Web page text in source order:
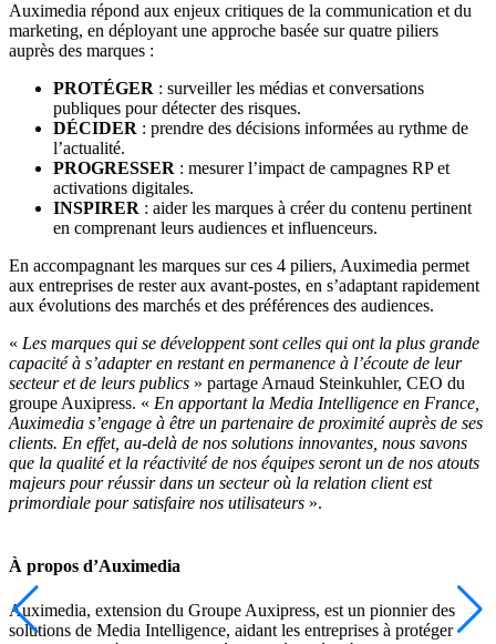
Auximedia répond aux enjeux critiques de la communication et du
marketing, en déployant une approche basée sur quatre piliers
auprès des marques :
PROTÉGER : surveiller les médias et conversations
publiques pour détecter des risques.
DÉCIDER : prendre des décisions informées au rythme de
l’actualité.
PROGRESSER : mesurer l’impact de campagnes RP et
activations digitales.
INSPIRER : aider les marques à créer du contenu pertinent
en comprenant leurs audiences et influenceurs.
En accompagnant les marques sur ces 4 piliers, Auximedia permet
aux entreprises de rester aux avant-postes, en s’adaptant rapidement
aux évolutions des marchés et des préférences des audiences.
« Les marques qui se développent sont celles qui ont la plus grande
capacité à s’adapter en restant en permanence à l’écoute de leur
secteur et de leurs publics » partage Arnaud Steinkuhler, CEO du
groupe Auxipress. « En apportant la Media Intelligence en France,
Auximedia s’engage à être un partenaire de proximité auprès de ses
clients. En effet, au-delà de nos solutions innovantes, nous savons
que la qualité et la réactivité de nos équipes seront un de nos atouts
majeurs pour réussir dans un secteur où la relation client est
primordiale pour satisfaire nos utilisateurs ».
À propos d’Auximedia
Auximedia, extension du Groupe Auxipress, est un pionnier des
solutions de Media Intelligence, aidant les entreprises à protéger